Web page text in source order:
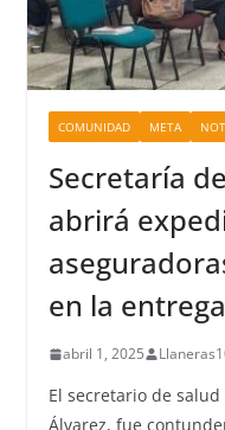
COMUNIDAD META
Secretaría
abrirá
en la
abril 1, 2025
El secretario de
Álvarez, fue